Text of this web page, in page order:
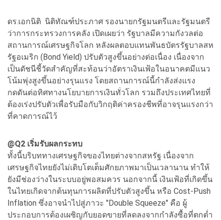
ดร.เอกนิติ นิติทัณฑ์ประภาศ รองนายกรัฐมนตรีและรัฐมนตรี
ว่าการกระทรวงการคลัง เปิดเผยว่า รัฐบาลมีความกังวลต่อ
สถานการณ์เศรษฐกิจโลก หลังผลตอบแทนพันธบัตรรัฐบาลสห
รัฐอเมริก (Bond Yield) ปรับตัวสูงขึ้นอย่างต่อเนื่อง เนื่องจาก
เป็นดัชนีชี้วัดสำคัญที่สะท้อนว่าอัตราเงินเฟ้อในอนาคตมีแนว
โน้มพุ่งสูงขึ้นอย่างรุนแรง โดยสถานการณ์นี้กำลังส่งแรง
กดดันต่อทิศทางนโยบายการเงินทั่วโลก รวมถึงประเทศไทยที่
ต้องเร่งปรับตัวเพื่อรับมือกับวิกฤติค่าครองชีพที่อาจรุนแรงกว่า
ที่คาดการณ์ไว้
@Q2 เริ่มรับผลกระทบ
ทั้งนี้บริบททางเศรษฐกิจของไทยต่างจากสหรัฐ เนื่องจาก
เศรษฐกิจไทยยังไม่เติบโตเต็มศักยภาพมาเป็นเวลานาน ทำให้
ยังมีช่องว่างในระบบอยู่พอสมควร นอกจากนี้ เงินเฟ้อที่เกิดขึ้น
ในไทยเกิดจากต้นทุนการผลิตที่ปรับตัวสูงขึ้น หรือ Cost-Push
Inflation ซึ่งอาจนำไปสู่ภาวะ "Double Squeeze" คือ ผู้
ประกอบการต้องเผชิญกับยอดขายที่ลดลงจากกำลังซื้อที่ตกต่ำ